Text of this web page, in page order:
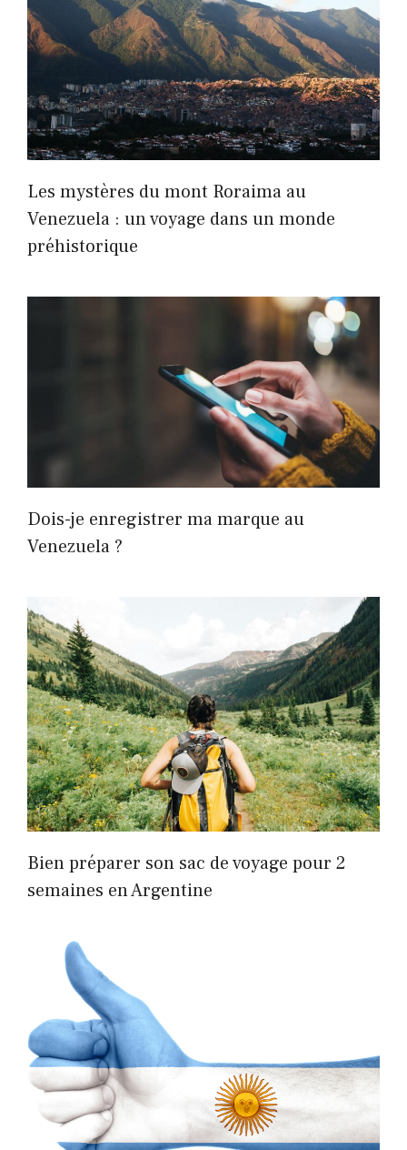
Les mystères du mont Roraima au
Venezuela : un voyage dans un monde
préhistorique
Dois-je enregistrer ma marque au
Venezuela ?
Bien préparer son sac de voyage pour 2
semaines en Argentine